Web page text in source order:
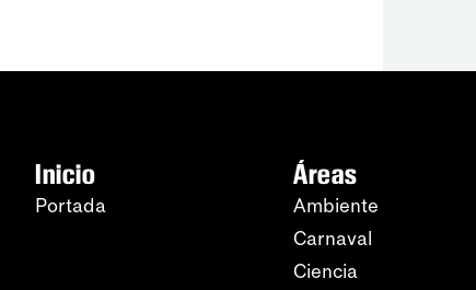
Inicio
Portada
Áreas
Ambiente
Carnaval
Ciencia